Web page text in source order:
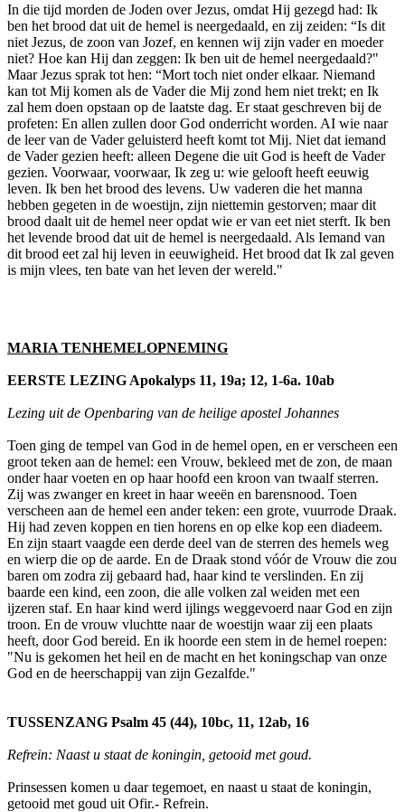
In die tijd morden de Joden over Jezus, omdat Hij gezegd had: Ik
ben het brood dat uit de hemel is neergedaald, en zij zeiden: “Is dit
niet Jezus, de zoon van Jozef, en kennen wij zijn vader en moeder
niet? Hoe kan Hij dan zeggen: Ik ben uit de hemel neergedaald?"
Maar Jezus sprak tot hen: “Mort toch niet onder elkaar. Niemand
kan tot Mij komen als de Vader die Mij zond hem niet trekt; en Ik
zal hem doen opstaan op de laatste dag. Er staat geschreven bij de
profeten: En allen zullen door God onderricht worden. AI wie naar
de leer van de Vader geluisterd heeft komt tot Mij. Niet dat iemand
de Vader gezien heeft: alleen Degene die uit God is heeft de Vader
gezien. Voorwaar, voorwaar, Ik zeg u: wie gelooft heeft eeuwig
leven. Ik ben het brood des levens. Uw vaderen die het manna
hebben gegeten in de woestijn, zijn niettemin gestorven; maar dit
brood daalt uit de hemel neer opdat wie er van eet niet sterft. Ik ben
het levende brood dat uit de hemel is neergedaald. Als Iemand van
dit brood eet zal hij leven in eeuwigheid. Het brood dat Ik zal geven
is mijn vlees, ten bate van het leven der wereld."
MARIA TENHEMELOPNEMING
EERSTE LEZING Apokalyps 11, 19a; 12, 1-6a. 10ab
Lezing uit de Openbaring van de heilige apostel Johannes
Toen ging de tempel van God in de hemel open, en er verscheen een
groot teken aan de hemel: een Vrouw, bekleed met de zon, de maan
onder haar voeten en op haar hoofd een kroon van twaalf sterren.
Zij was zwanger en kreet in haar weeën en barensnood. Toen
verscheen aan de hemel een ander teken: een grote, vuurrode Draak.
Hij had zeven koppen en tien horens en op elke kop een diadeem.
En zijn staart vaagde een derde deel van de sterren des hemels weg
en wierp die op de aarde. En de Draak stond vóór de Vrouw die zou
baren om zodra zij gebaard had, haar kind te verslinden. En zij
baarde een kind, een zoon, die alle volken zal weiden met een
ijzeren staf. En haar kind werd ijlings weggevoerd naar God en zijn
troon. En de vrouw vluchtte naar de woestijn waar zij een plaats
heeft, door God bereid. En ik hoorde een stem in de hemel roepen:
"Nu is gekomen het heil en de macht en het koningschap van onze
God en de heerschappij van zijn Gezalfde."
TUSSENZANG Psalm 45 (44), 10bc, 11, 12ab, 16
Refrein: Naast u staat de koningin, getooid met goud.
Prinsessen komen u daar tegemoet, en naast u staat de koningin,
getooid met goud uit Ofir.- Refrein.